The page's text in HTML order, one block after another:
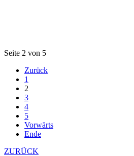
Seite 2 von 5
Zurück
1
2
3
4
5
Vorwärts
Ende
ZURÜCK